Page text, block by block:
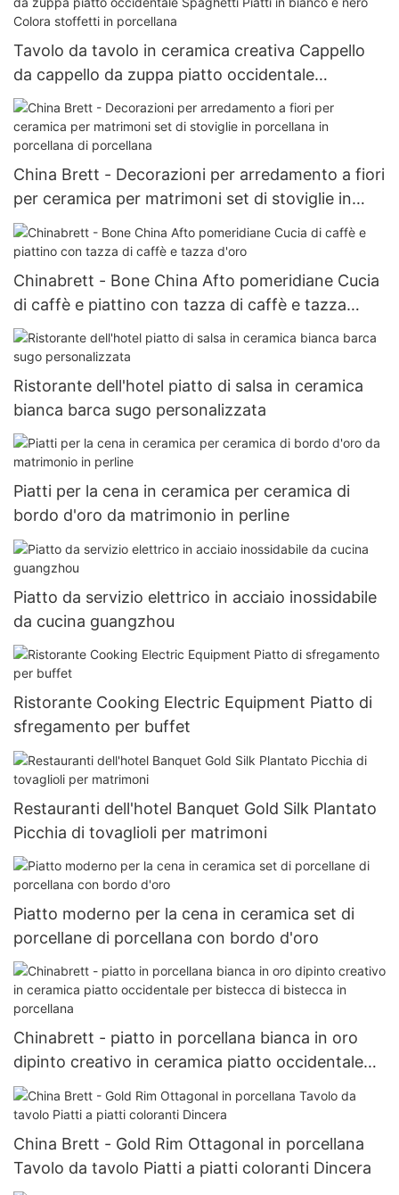
Tavolo da tavolo in ceramica creativa Cappello
da cappello da zuppa piatto occidentale
Spaghetti Piatti in bianco e nero Colora stoffetti
in porcellana
China Brett - Decorazioni per arredamento a fiori
per ceramica per matrimoni set di stoviglie in
porcellana in porcellana di porcellana
Chinabrett - Bone China Afto pomeridiane Cucia
di caffè e piattino con tazza di caffè e tazza
d'oro
Ristorante dell'hotel piatto di salsa in ceramica
bianca barca sugo personalizzata
Piatti per la cena in ceramica per ceramica di
bordo d'oro da matrimonio in perline
Piatto da servizio elettrico in acciaio inossidabile
da cucina guangzhou
Ristorante Cooking Electric Equipment Piatto di
sfregamento per buffet
Restauranti dell'hotel Banquet Gold Silk Plantato
Picchia di tovaglioli per matrimoni
Piatto moderno per la cena in ceramica set di
porcellane di porcellana con bordo d'oro
Chinabrett - piatto in porcellana bianca in oro
dipinto creativo in ceramica piatto occidentale
per bistecca di bistecca in porcellana
China Brett - Gold Rim Ottagonal in porcellana
Tavolo da tavolo Piatti a piatti coloranti Dincera